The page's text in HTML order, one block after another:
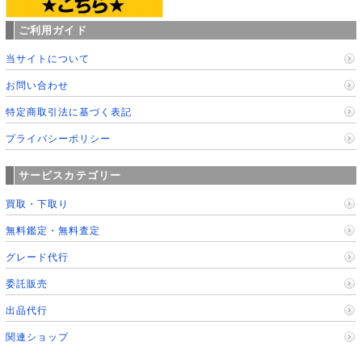
ご利用ガイド
当サイトについて
お問い合わせ
特定商取引法に基づく表記
プライバシーポリシー
サービスカテゴリー
買取・下取り
無料鑑定・無料査定
グレード代行
委託販売
出品代行
関連ショップ